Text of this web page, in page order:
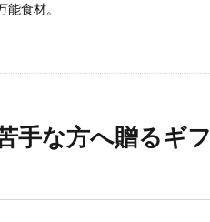
食材。
手な方へ贈るギフ